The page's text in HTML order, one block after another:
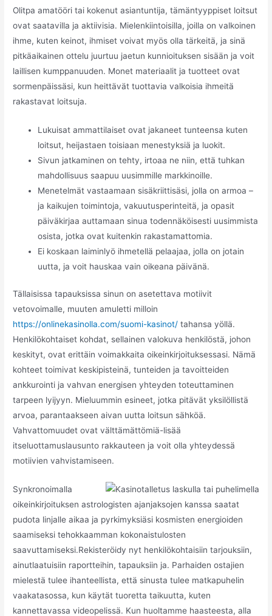
Olitpa amatööri tai kokenut asiantuntija, tämäntyyppiset loitsut
ovat saatavilla ja aktiivisia. Mielenkiintoisilla, joilla on valkoinen
ihme, kuten keinot, ihmiset voivat myös olla tärkeitä, ja sinä
pitkäaikainen ottelu juurtuu jaetun kunnioituksen sisään ja voit
laillisen kumppanuuden. Monet materiaalit ja tuotteet ovat
sormenpäissäsi, kun heittävät tuottavia valkoisia ihmeitä
rakastavat loitsuja.
Lukuisat ammattilaiset ovat jakaneet tunteensa kuten
loitsut, heijastaen toisiaan menestyksiä ja luokit.
Sivun jatkaminen on tehty, irtoaa ne niin, että tuhkan
mahdollisuus saapuu uusimmille markkinoille.
Menetelmät vastaamaan sisäkriittisäsi, jolla on armoa –
ja kaikujen toimintoja, vakuutusperinteitä, ja opasit
päiväkirjaa auttamaan sinua todennäköisesti uusimmista
osista, jotka ovat kuitenkin rakastamattomia.
Ei koskaan laiminlyö ihmetellä pelaajaa, jolla on jotain
uutta, ja voit hauskaa vain oikeana päivänä.
Tällaisissa tapauksissa sinun on asetettava motiivit
vetovoimalle, muuten amuletti milloin
https://onlinekasinolla.com/suomi-kasinot/ tahansa yöllä.
Henkilökohtaiset kohdat, sellainen valokuva henkilöstä, johon
keskityt, ovat erittäin voimakkaita oikeinkirjoituksessasi. Nämä
kohteet toimivat keskipisteinä, tunteiden ja tavoitteiden
ankkurointi ja vahvan energisen yhteyden toteuttaminen
tarpeen lyijyyn. Mieluummin esineet, jotka pitävät yksilöllistä
arvoa, parantaakseen aivan uutta loitsun sähköä.
Vahvattomuudet ovat välttämättömiä-lisää
itseluottamuslausunto rakkauteen ja voit olla yhteydessä
motiivien vahvistamiseen.
Synkronoimalla
oikeinkirjoituksen astrologisten ajanjaksojen kanssa saatat
pudota linjalle aikaa ja pyrkimyksiäsi kosmisten energioiden
saamiseksi tehokkaamman kokonaistulosten
saavuttamiseksi.Rekisteröidy nyt henkilökohtaisiin tarjouksiin,
ainutlaatuisiin raportteihin, tapauksiin ja. Parhaiden ostajien
mielestä tulee ihanteellista, että sinusta tulee matkapuhelin
vaakatasossa, kun käytät tuoretta taikuutta, kuten
kannettavassa videopelissä. Kun huoltamme haasteesta, alla